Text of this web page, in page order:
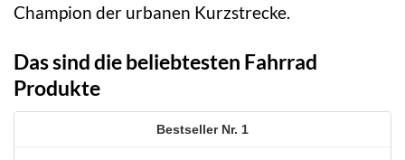
Champion der urbanen Kurzstrecke.
Das sind die beliebtesten Fahrrad
Produkte
1